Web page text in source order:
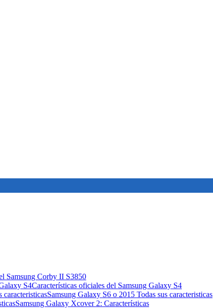
Samsung Corby II S3850
Características oficiales del Samsung Galaxy S4
Samsung Galaxy S6 o 2015 Todas sus caracteristicas
Samsung Galaxy Xcover 2: Características